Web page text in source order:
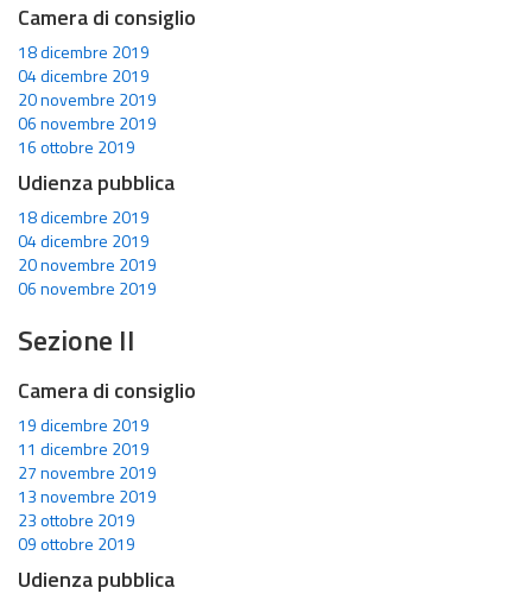
Camera di consiglio
18 dicembre 2019
04 dicembre 2019
20 novembre 2019
06 novembre 2019
16 ottobre 2019
Udienza pubblica
18 dicembre 2019
04 dicembre 2019
20 novembre 2019
06 novembre 2019
Sezione II
Camera di consiglio
19 dicembre 2019
11 dicembre 2019
27 novembre 2019
13 novembre 2019
23 ottobre 2019
09 ottobre 2019
Udienza pubblica